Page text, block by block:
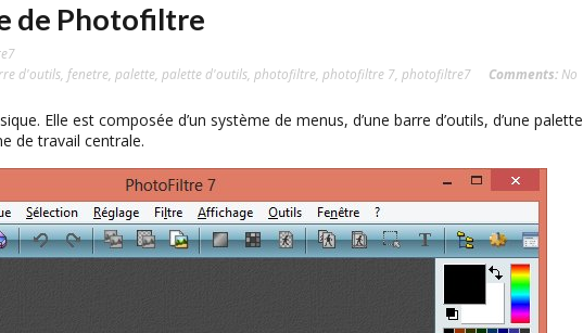
de Photofiltre
d'outils fenetre palette palette d'outils photofiltre photofiltre 7 photofiltre7 Comments: No
Elle est composée d’un système de menus, d’une barre d’outils, d’une palette
de travail centrale.